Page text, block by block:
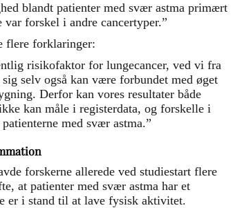
blandt patienter med svær astma primært
forskel i andre cancertyper.”
flere forklaringer:
risikofaktor for lungecancer, ved vi fra
selv også kan være forbundet med øget
Derfor kan vores resultater både
kan måle i registerdata, og forskelle i
med svær astma.”
forskerne allerede ved studiestart flere
at patienter med svær astma har et
er i stand til at lave fysisk aktivitet.